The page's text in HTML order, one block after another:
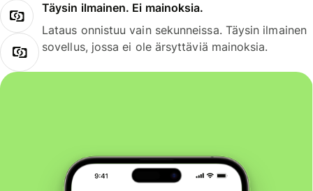
Täysin ilmainen. Ei mainoksia.
Lataus onnistuu vain sekunneissa. Täysin ilmainen
sovellus, jossa ei ole ärsyttäviä mainoksia.